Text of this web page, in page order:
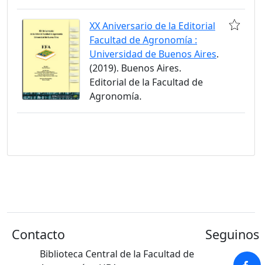
XX Aniversario de la Editorial
Facultad de Agronomía :
Universidad de Buenos Aires.
(2019). Buenos Aires.
Editorial de la Facultad de
Agronomía.
Contacto
Biblioteca Central de la Facultad de